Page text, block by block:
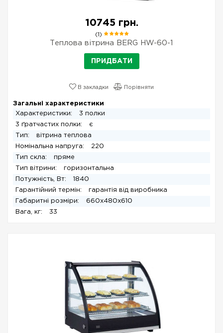
10745 грн.
(1)
Теплова вітрина BERG HW-60-1
ПРИДБАТИ
В закладки Порівняти
Загальні характеристики
Характеристики:
3 полки
3 ґратчастих полки:
є
Тип:
вітрина теплова
Номінальна напруга:
220
Тип скла:
пряме
Тип вітрини:
горизонтальна
Потужність, Вт:
1840
Гарантійний термін:
гарантія від виробника
Габаритні розміри:
660x480x610
Вага, кг:
33